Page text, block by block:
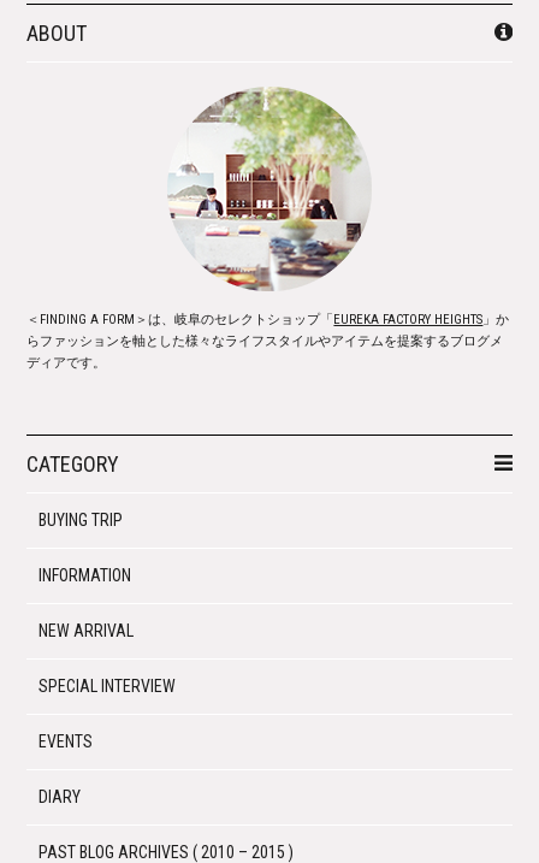
ABOUT
＜FINDING A FORM＞は、岐阜のセレクトショップ「EUREKA FACTORY HEIGHTS 」か
らファッションを軸とした様々なライフスタイルやアイテムを提案するブログメ
ディアです。
CATEGORY
BUYING TRIP
INFORMATION
NEW ARRIVAL
SPECIAL INTERVIEW
EVENTS
DIARY
PAST BLOG ARCHIVES ( 2010 – 2015 )